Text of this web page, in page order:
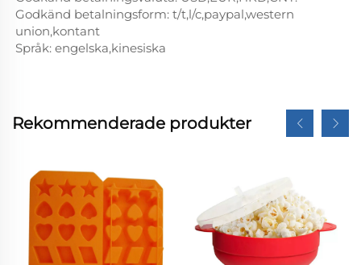
Godkänd betalningsform: t/t,l/c,paypal,western
union,kontant
Språk: engelska,kinesiska
Rekommenderade produkter